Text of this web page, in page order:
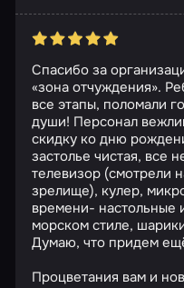
Спасибо за
«зона отчуждения».
все этапы, поломали
души! Персонал
скидку ко дню
застолье чистая, все
телевизор (смотрели
зрелище), кулер,
времени- настольные
морском стиле,
Думаю, что придем
Процветания вам и